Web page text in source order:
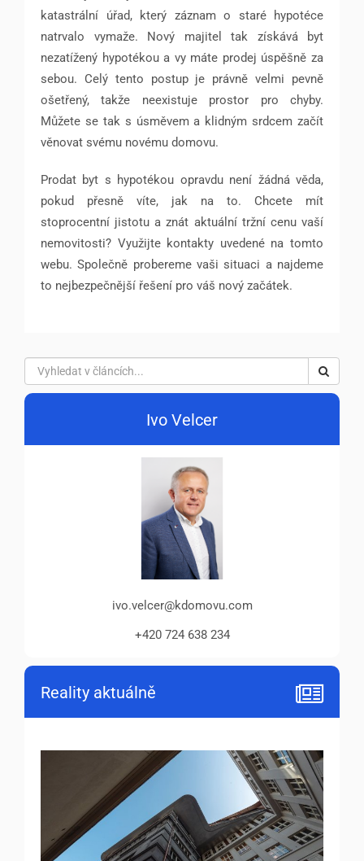
katastrální úřad, který záznam o staré hypotéce
natrvalo vymaže. Nový majitel tak získává byt
nezatížený hypotékou a vy máte prodej úspěšně za
sebou. Celý tento postup je právně velmi pevně
ošetřený, takže neexistuje prostor pro chyby.
Můžete se tak s úsměvem a klidným srdcem začít
věnovat svému novému domovu.
Prodat byt s hypotékou opravdu není žádná věda,
pokud přesně víte, jak na to. Chcete mít
stoprocentní jistotu a znát aktuální tržní cenu vaší
nemovitosti? Využijte kontakty uvedené na tomto
webu. Společně probereme vaši situaci a najdeme
to nejbezpečnější řešení pro váš nový začátek.
Ivo Velcer
ivo.velcer@kdomovu.com
+420 724 638 234
Reality aktuálně